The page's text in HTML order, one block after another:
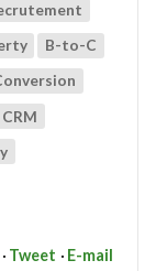
B-to-C
Tweet E-mail